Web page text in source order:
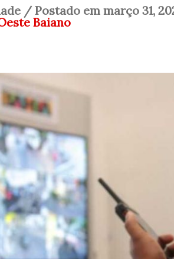
/ Postado em março 31,
Baiano